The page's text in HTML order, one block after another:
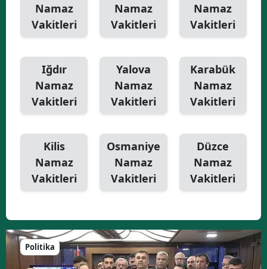
Namaz
Vakitleri
Namaz
Vakitleri
Namaz
Vakitleri
Iğdır
Namaz
Vakitleri
Yalova
Namaz
Vakitleri
Karabük
Namaz
Vakitleri
Kilis
Namaz
Vakitleri
Osmaniye
Namaz
Vakitleri
Düzce
Namaz
Vakitleri
Politika